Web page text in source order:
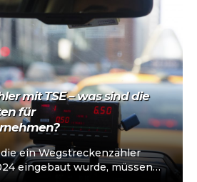
mit TSE – was sind die
für
ein Wegstreckenzähler
eingebaut wurde, müssen